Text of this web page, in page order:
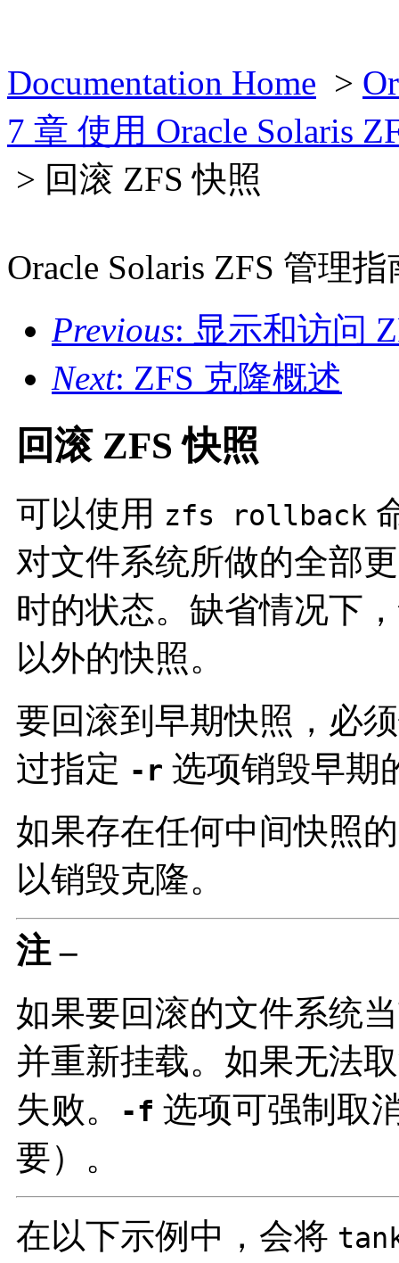
Documentation Home >
7 章 使用 Oracle Solaris
> 回滚 ZFS 快照
Oracle Solaris ZFS 管理指
Previous: 显示和访问
Next: ZFS 克隆概述
回滚 ZFS 快照
可以使用 zfs rollback
对文件系统所做的全部
时的状态。缺省情况下
以外的快照。
要回滚到早期快照，必
过指定 -r 选项销毁早期
如果存在任何中间快照
以销毁克隆。
注 –
如果要回滚的文件系统
并重新挂载。如果无法
失败。
-f 选项可强制取
要）。
在以下示例中，会将